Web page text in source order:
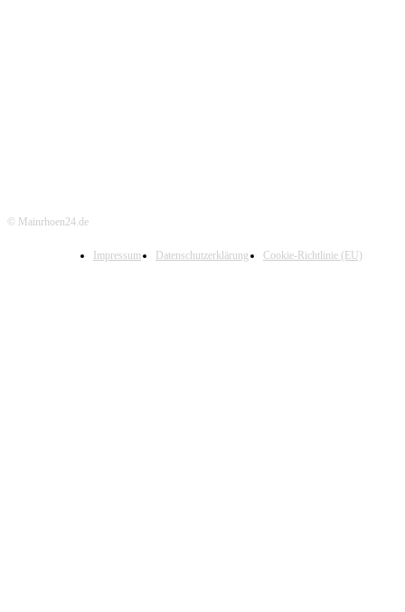
© Mainrhoen24.de
Impressum Datenschutzerklärung Cookie-Richtlinie (EU)